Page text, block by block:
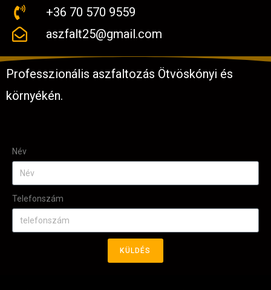
+36 70 570 9559
aszfalt25@gmail.com
Professzionális aszfaltozás Ötvöskónyi és
környékén.
Név
Telefonszám
KÜLDÉS